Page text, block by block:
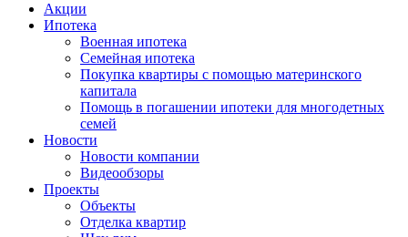
Акции
Ипотека
Военная ипотека
Семейная ипотека
Покупка квартиры с помощью материнского
капитала
Помощь в погашении ипотеки для многодетных
семей
Новости
Новости компании
Видеообзоры
Проекты
Объекты
Отделка квартир